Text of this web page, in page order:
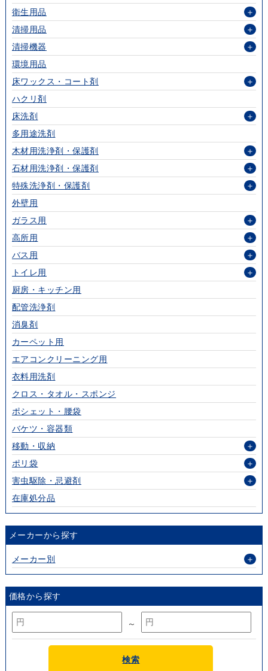
衛生用品
＋
清掃用品
＋
清掃機器
＋
環境用品
床ワックス・コート剤
＋
ハクリ剤
床洗剤
＋
多用途洗剤
木材用洗浄剤・保護剤
＋
石材用洗浄剤・保護剤
＋
特殊洗浄剤・保護剤
＋
外壁用
ガラス用
＋
高所用
＋
バス用
＋
トイレ用
＋
厨房・キッチン用
配管洗浄剤
消臭剤
カーペット用
エアコンクリーニング用
衣料用洗剤
クロス・タオル・スポンジ
ポシェット・腰袋
バケツ・容器類
移動・収納
＋
ポリ袋
＋
害虫駆除・忌避剤
＋
在庫処分品
メーカーから探す
メーカー別 ＋
価格から探す
～
検索